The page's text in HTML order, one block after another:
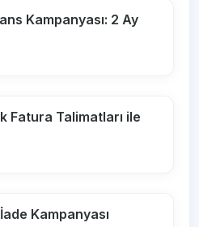
Kampanyası: 2 Ay
Fatura Talimatları ile
Kampanyası